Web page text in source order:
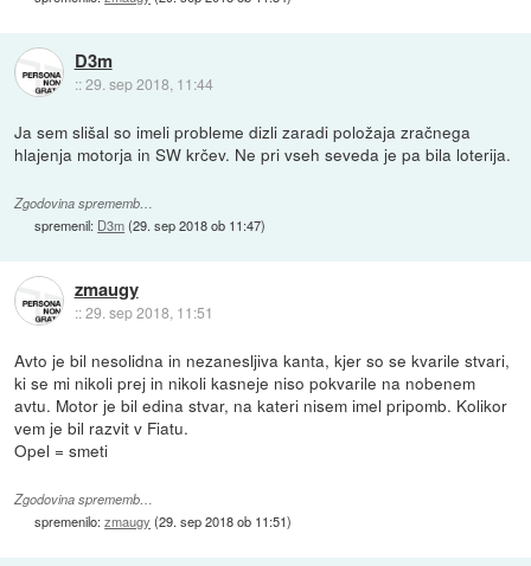
D3m
::29. sep 2018, 11:44
Ja sem slišal so imeli probleme dizli zaradi položaja zračnega
hlajenja motorja in SW krčev. Ne pri vseh seveda je pa bila loterija.
Zgodovina sprememb…
spremenil: D3m(29. sep 2018 ob 11:47)
zmaugy
::29. sep 2018, 11:51
Avto je bil nesolidna in nezanesljiva kanta, kjer so se kvarile stvari,
ki se mi nikoli prej in nikoli kasneje niso pokvarile na nobenem
avtu. Motor je bil edina stvar, na kateri nisem imel pripomb. Kolikor
vem je bil razvit v Fiatu.
Opel = smeti
Zgodovina sprememb…
spremenilo:zmaugy (29. sep 2018 ob 11:51)